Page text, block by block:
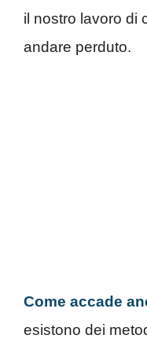
il nostro lavoro di
andare perduto.
Come accade
esistono dei